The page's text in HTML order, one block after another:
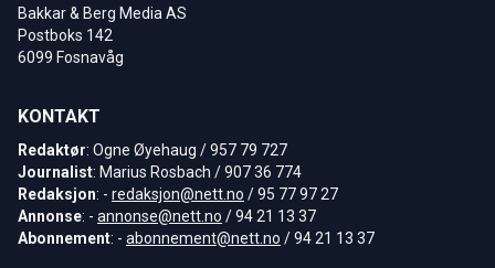
Bakkar & Berg Media AS
Postboks 142
6099 Fosnavåg
KONTAKT
Redaktør: Ogne Øyehaug / 957 79 727
Journalist: Marius Rosbach / 907 36 774
Redaksjon: - redaksjon@nett.no / 95 77 97 27
Annonse: - annonse@nett.no / 94 21 13 37
Abonnement: - abonnement@nett.no / 94 21 13 37